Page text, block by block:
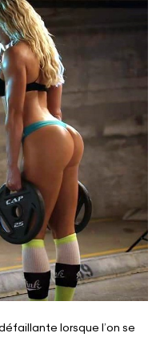
lorsque l’on se